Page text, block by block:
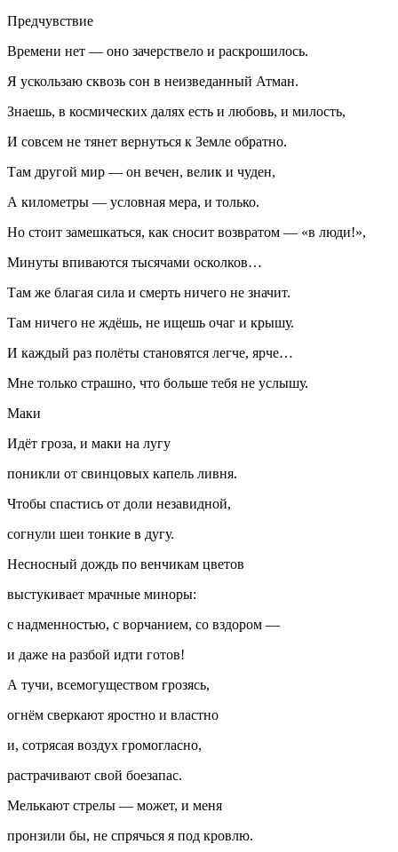
Предчувствие
Времени нет — оно зачерствело и раскрошилось.
Я ускользаю сквозь сон в неизведанный Атман.
Знаешь, в космических далях есть и любовь, и милость,
И совсем не тянет вернуться к Земле обратно.
Там другой мир — он вечен, велик и чуден,
А километры — условная мера, и только.
Но стоит замешкаться, как сносит возвратом — «в люди!»,
Минуты впиваются тысячами осколков…
Там же благая сила и смерть ничего не значит.
Там ничего не ждёшь, не ищешь очаг и крышу.
И каждый раз полёты становятся легче, ярче…
Мне только страшно, что больше тебя не услышу.
Маки
Идёт гроза, и маки на лугу
поникли от свинцовых капель ливня.
Чтобы спастись от доли незавидной,
согнули шеи тонкие в дугу.
Несносный дождь по венчикам цветов
выстукивает мрачные миноры:
с надменностью, с ворчанием, со вздором —
и даже на разбой идти готов!
А тучи, всемогуществом грозясь,
огнём сверкают яростно и властно
и, сотрясая воздух громогласно,
растрачивают свой боезапас.
Мелькают стрелы — может, и меня
пронзили бы, не спрячься я под кровлю.